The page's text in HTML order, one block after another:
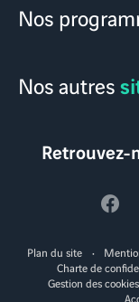
Nos
Nos autres
Retrouvez-
Voir
la
Plan du site
Charte de
Gestion des cookies